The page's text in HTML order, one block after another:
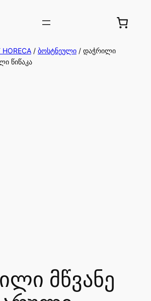
HORECA/ ბოსტნეული/ დაჭრილი
წიწაკა
მწვანე